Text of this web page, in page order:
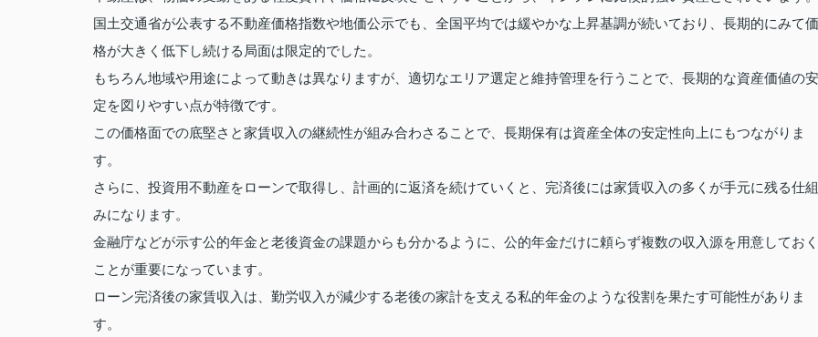
国土交通省が公表する不動産価格指数や地価公示でも、全国平均では緩やかな上昇基調が続いており、長期的にみて価
格が大きく低下し続ける局面は限定的でした。
もちろん地域や用途によって動きは異なりますが、適切なエリア選定と維持管理を行うことで、長期的な資産価値の安
定を図りやすい点が特徴です。
この価格面での底堅さと家賃収入の継続性が組み合わさることで、長期保有は資産全体の安定性向上にもつながりま
す。
さらに、投資用不動産をローンで取得し、計画的に返済を続けていくと、完済後には家賃収入の多くが手元に残る仕組
みになります。
金融庁などが示す公的年金と老後資金の課題からも分かるように、公的年金だけに頼らず複数の収入源を用意しておく
ことが重要になっています。
ローン完済後の家賃収入は、勤労収入が減少する老後の家計を支える私的年金のような役割を果たす可能性がありま
す。